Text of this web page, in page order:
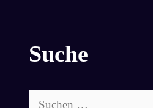
Suche
Suchen